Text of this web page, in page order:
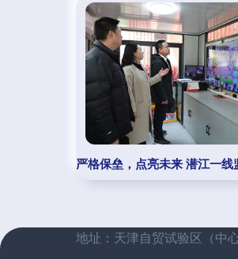
严格保垒，点亮未来 潜江一
地址：天津自贸试验区（中